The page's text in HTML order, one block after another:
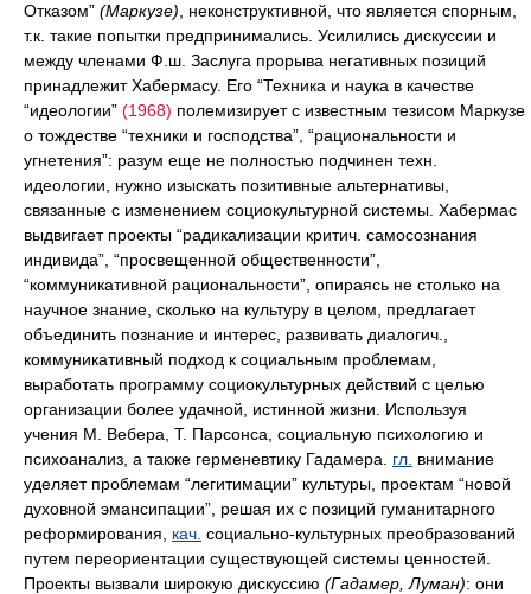
Отказом” (Маркузе) , неконструктивной, что является спорным,
т.к. такие попытки предпринимались. Усилились дискуссии и
между членами Ф.ш. Заслуга прорыва негативных позиций
принадлежит Хабермасу. Его “Техника и наука в качестве
“идеологии” (1968) полемизирует с известным тезисом Маркузе
о тождестве “техники и господства”, “рациональности и
угнетения”: разум еще не полностью подчинен техн.
идеологии, нужно изыскать позитивные альтернативы,
связанные с изменением социокультурной системы. Хабермас
выдвигает проекты “радикализации критич. самосознания
индивида”, “просвещенной общественности”,
“коммуникативной рациональности”, опираясь не столько на
научное знание, сколько на культуру в целом, предлагает
объединить познание и интерес, развивать диалогич.,
коммуникативный подход к социальным проблемам,
выработать программу социокультурных действий с целью
организации более удачной, истинной жизни. Используя
учения М. Вебера, Т. Парсонса, социальную психологию и
психоанализ, а также герменевтику Гадамера. гл. внимание
уделяет проблемам “легитимации” культуры, проектам “новой
духовной эмансипации”, решая их с позиций гуманитарного
реформирования, кач. социально-культурных преобразований
путем переориентации существующей системы ценностей.
Проекты вызвали широкую дискуссию (Гадамер, Луман): они